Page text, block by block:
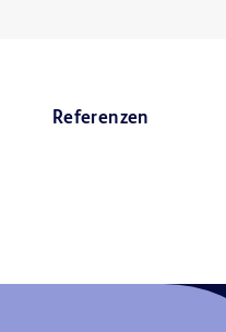
Referenzen